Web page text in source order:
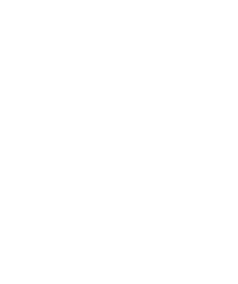
间禁锢生命的困局。
世真相、寻求内心释怀的过程。
周西川和周嫣然、乐明为寻找神秘宝藏归还国家深入古
，只能重开通灵能力，召回
不为人知的猜疑，而乔恩对此一无所知。随着她独自面对
“连环鬼杀”怵目惊心，令人胆寒！时局动荡，冤魂游离
会前的最后一场冒险，慕名报名了名为 “恶魔之口” 的偏